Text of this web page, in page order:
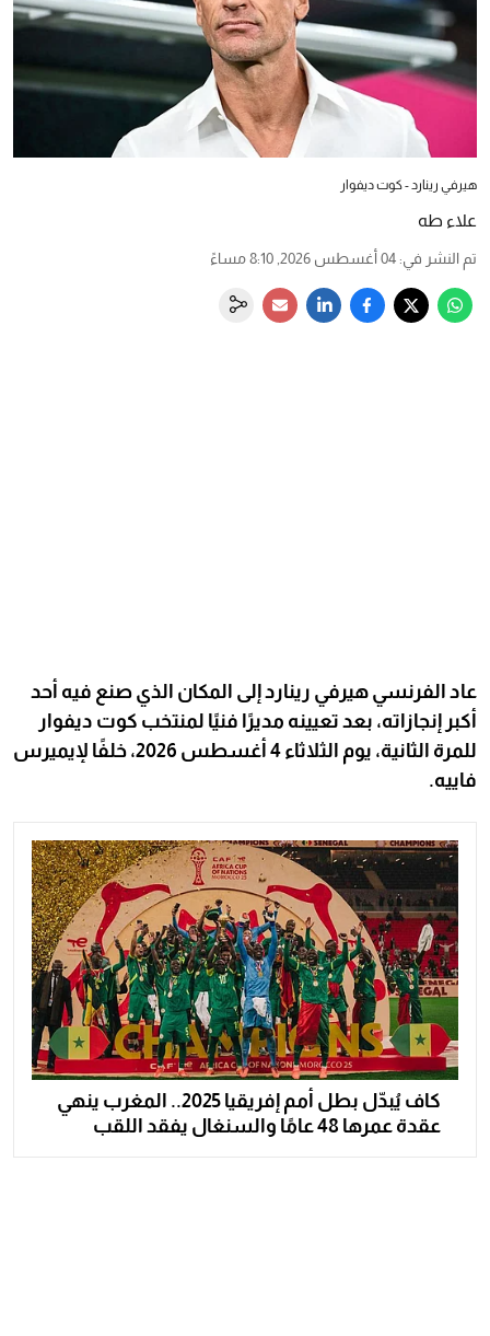
هيرفي رينارد - كوت ديفوار
علاء طه
تم النشر في: 04 أغسطس 2026, 8:10 مساءً
عاد الفرنسي هيرفي رينارد إلى المكان الذي صنع فيه أحد
أكبر إنجازاته، بعد تعيينه مديرًا فنيًا لمنتخب كوت ديفوار
للمرة الثانية، يوم الثلاثاء 4 أغسطس 2026، خلفًا لإيميرس
فاييه.
كاف يُبدّل بطل أمم إفريقيا 2025.. المغرب ينهي
عقدة عمرها 48 عامًا والسنغال يفقد اللقب